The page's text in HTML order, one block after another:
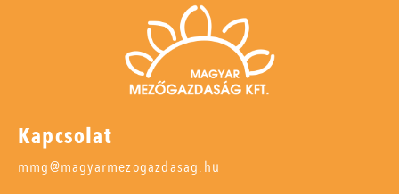
Kapcsolat
mmg@magyarmezogazdasag.hu